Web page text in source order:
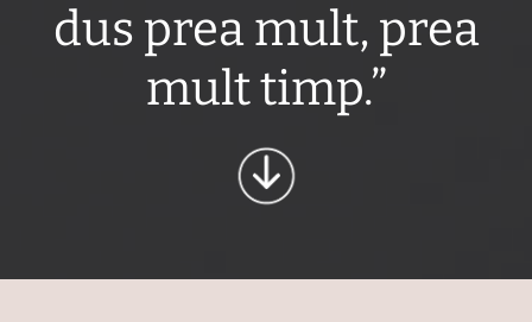
dus prea mult, prea
mult timp.”